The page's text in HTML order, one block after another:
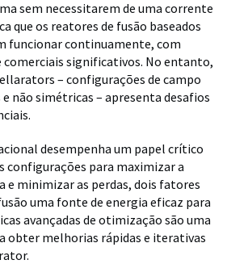
sem necessitarem de uma corrente
que os reatores de fusão baseados
funcionar continuamente, com
comerciais significativos. No entanto,
– configurações de campo
não simétricas – apresenta desafios
desempenha um papel crítico
configurações para maximizar a
e minimizar as perdas, dois fatores
uma fonte de energia eficaz para
avançadas de otimização são uma
obter melhorias rápidas e iterativas